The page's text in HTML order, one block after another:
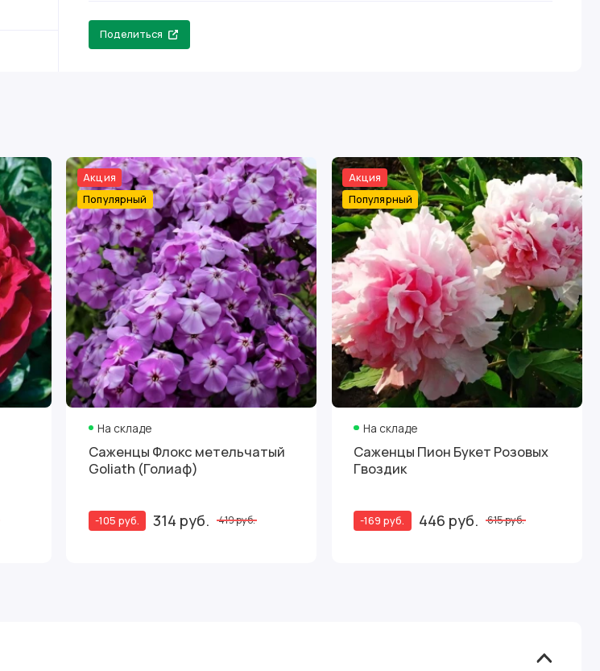
Поделиться
Акция
Популярный
На складе
Саженцы Флокс метельчатый
Goliath (Голиаф)
-105 руб. 314 руб. 419 руб.
Акция
Популярный
На складе
Саженцы Пион Букет Розовых
Гвоздик
-169 руб. 446 руб. 615 руб.